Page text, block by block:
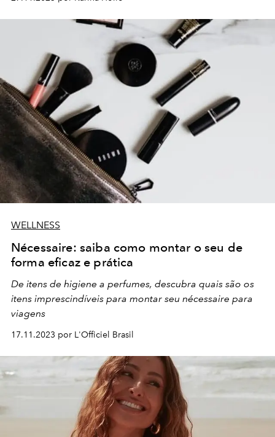
WELLNESS
Nécessaire: saiba como montar o seu de
forma eficaz e prática
De itens de higiene a perfumes, descubra quais são os
itens imprescindíveis para montar seu nécessaire para
viagens
17.11.2023 por L'Officiel Brasil